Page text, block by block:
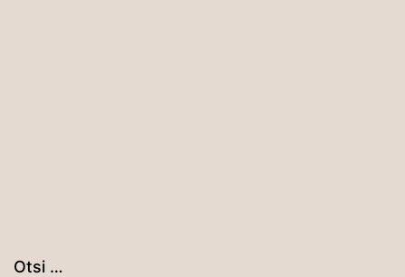
Otsi …